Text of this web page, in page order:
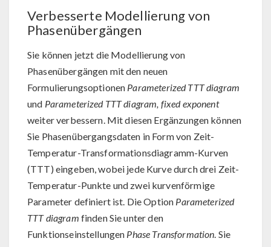
Verbesserte Modellierung von
Phasenübergängen
Sie können jetzt die Modellierung von
Phasenübergängen mit den neuen
Formulierungsoptionen Parameterized TTT diagram
und Parameterized TTT diagram, fixed exponent
weiter verbessern. Mit diesen Ergänzungen können
Sie Phasenübergangsdaten in Form von Zeit-
Temperatur-Transformationsdiagramm-Kurven
(TTT) eingeben, wobei jede Kurve durch drei Zeit-
Temperatur-Punkte und zwei kurvenförmige
Parameter definiert ist. Die Option Parameterized
TTT diagram finden Sie unter den
Funktionseinstellungen Phase Transformation . Sie